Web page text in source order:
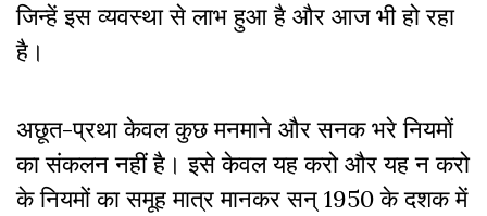
जिन्हें इस व्यवस्था से लाभ हुआ है और आज भी हो रहा
है।
अछूत-प्रथा केवल कुछ मनमाने और सनक भरे नियमों
का संकलन नहीं है। इसे केवल यह करो और यह न करो
के नियमों का समूह मात्र मानकर सन् 1950 के दशक में